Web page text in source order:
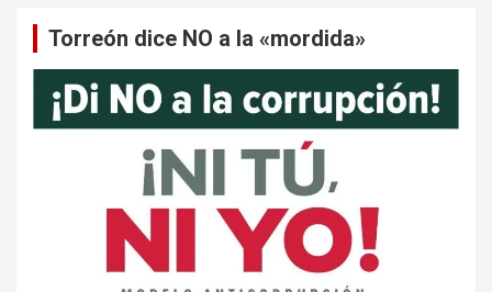
Torreón dice NO a la «mordida»